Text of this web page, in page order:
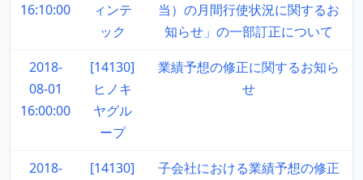
16:10:00
ィンテ
ック
当）の月間行使状況に関するお
知らせ」の一部訂正について
2018-
08-01
16:00:00
[14130]
ヒノキ
ヤグル
ープ
業績予想の修正に関するお知ら
せ
2018-
[14130]
子会社における業績予想の修正